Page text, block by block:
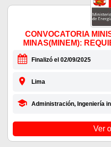
CONVOCATORIA
MINAS(MINEM):
Finalizó el 02/09/2025
Lima
Administración, Ingeniería
Ver